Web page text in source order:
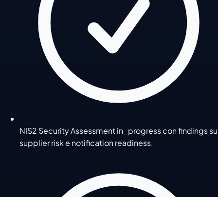
NIS2 Security Assessment in_progress con findings su
supplier risk e notification readiness.